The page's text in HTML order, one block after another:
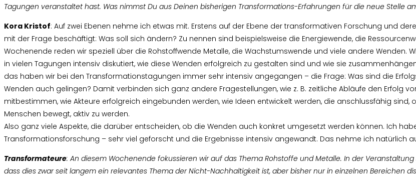
Tagungen veranstaltet hast. Was nimmst Du aus Deinen bisherigen Transformations-Erfahrungen für die neue Stelle
Kora Kristof: Auf zwei Ebenen nehme ich etwas mit. Erstens auf der Ebene der transformativen Forschung und
mit der Frage beschäftigt: Was soll sich ändern? Zu nennen sind beispielsweise die Energiewende, die
Wochenende reden wir speziell über die Rohstoffwende Metalle, die Wachstumswende und viele andere Wenden.
in vielen Tagungen intensiv diskutiert, wie diese Wenden erfolgreich zu gestalten sind und wie sie
das haben wir bei den Transformationstagungen immer sehr intensiv angegangen – die Frage: Was sind die
Wenden auch gelingen? Damit verbinden sich ganz andere Fragestellungen, wie z. B. zeitliche Abläufe den Erfolg
mitbestimmen, wie Akteure erfolgreich eingebunden werden, wie Ideen entwickelt werden, die anschlussfähig sind,
Menschen bewegt, aktiv zu werden.
Also ganz viele Aspekte, die darüber entscheiden, ob die Wenden auch konkret umgesetzt werden können. Ich
Transformationsforschung – sehr viel geforscht und die Ergebnisse intensiv angewandt. Das nehme ich natürlich
Transformateure: An diesem Wochenende fokussieren wir auf das Thema Rohstoffe und Metalle. In der Veranstaltung
dass dies zwar seit langem ein relevantes Thema der Nicht-Nachhaltigkeit ist, aber bisher nur in einzelnen Bereichen